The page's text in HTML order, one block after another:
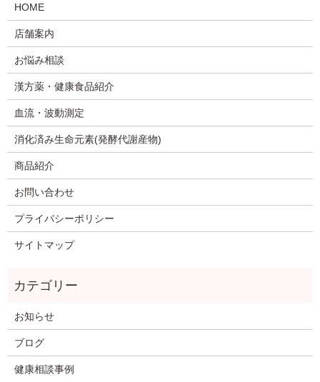
HOME
店舗案内
お悩み相談
漢方薬・健康食品紹介
血流・波動測定
消化済み生命元素(発酵代謝産物)
商品紹介
お問い合わせ
プライバシーポリシー
サイトマップ
お知らせ
ブログ
健康相談事例